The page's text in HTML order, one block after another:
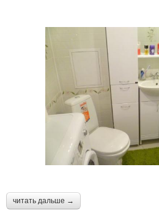
читать дальше →